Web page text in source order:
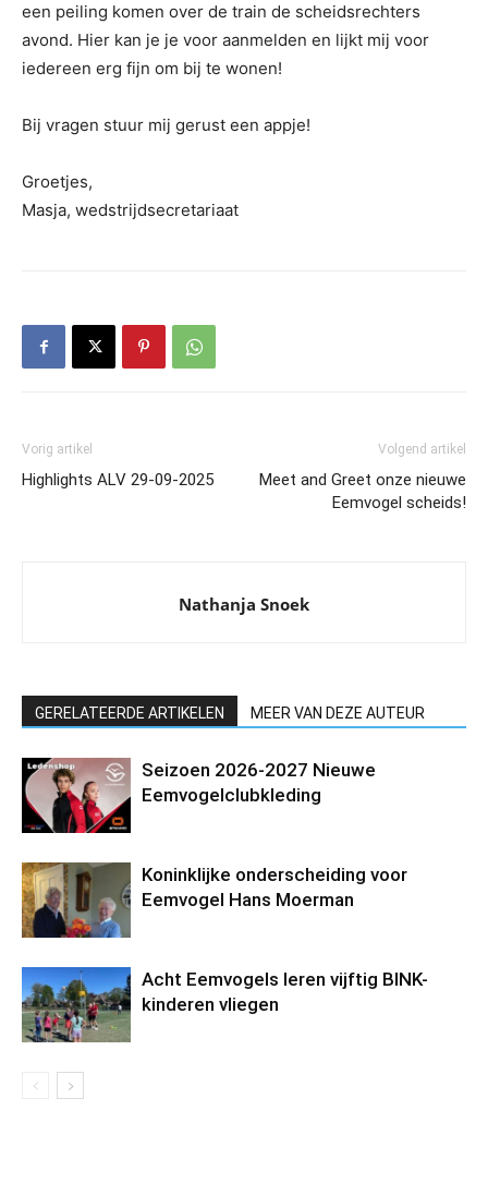
een peiling komen over de train de scheidsrechters
avond. Hier kan je je voor aanmelden en lijkt mij voor
iedereen erg fijn om bij te wonen!
Bij vragen stuur mij gerust een appje!
Groetjes,
Masja, wedstrijdsecretariaat
Vorig artikel
Highlights ALV 29-09-2025
Volgend artikel
Meet and Greet onze nieuwe
Eemvogel scheids!
Nathanja Snoek
GERELATEERDE ARTIKELEN MEER VAN DEZE AUTEUR
Seizoen 2026-2027 Nieuwe
Eemvogelclubkleding
Koninklijke onderscheiding voor
Eemvogel Hans Moerman
Acht Eemvogels leren vijftig BINK-
kinderen vliegen